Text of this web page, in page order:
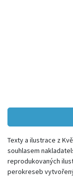
Texty a ilustrace z
souhlasem
reprodukovaných
perokreseb